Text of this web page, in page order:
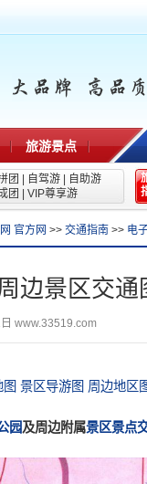
旅游景点
团 自驾游
自助游
团
VIP尊享游
官方网 >> 交通指南 >> 电
边景区交通
www.33519.com
景区导游图 周边地区
园及周边附属景区景点